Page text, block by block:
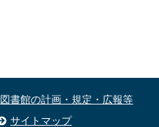
図書館の計画・規定・広報等
サイトマップ